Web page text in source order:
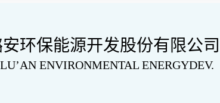
环保能源开发股份有限公司
ENVIRONMENTAL ENERGYDEV.